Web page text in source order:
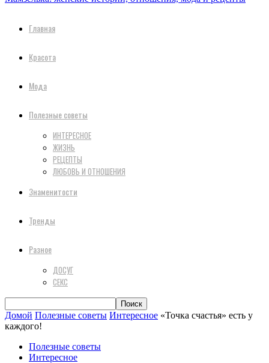
Главная
Красота
Мода
Полезные советы
ИНТЕРЕСНОЕ
ЖИЗНЬ
РЕЦЕПТЫ
ЛЮБОВЬ И ОТНОШЕНИЯ
Знаменитости
Тренды
Разное
ДОСУГ
СЕКС
Домой Полезные советы Интересное «Точка счастья» есть у
каждого!
Полезные советы
Интересное